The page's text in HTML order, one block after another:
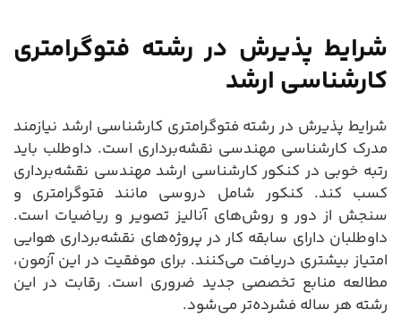
شرایط پذیرش در رشته فتوگرامتری
کارشناسی ارشد
شرایط پذیرش در رشته فتوگرامتری کارشناسی ارشد نیازمند
مدرک کارشناسی مهندسی نقشه‌برداری است. داوطلب باید
رتبه خوبی در کنکور کارشناسی ارشد مهندسی نقشه‌برداری
کسب کند. کنکور شامل دروسی مانند فتوگرامتری و
سنجش از دور و روش‌های آنالیز تصویر و ریاضیات است.
داوطلبان دارای سابقه کار در پروژه‌های نقشه‌برداری هوایی
امتیاز بیشتری دریافت می‌کنند. برای موفقیت در این آزمون،
مطالعه منابع تخصصی جدید ضروری است. رقابت در این
رشته هر ساله فشرده‌تر می‌شود.